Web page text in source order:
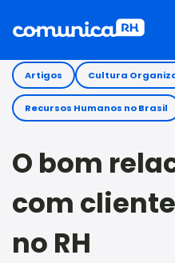
Artigos Cultura
Recursos Humanos no Brasil
O bom
com
no RH